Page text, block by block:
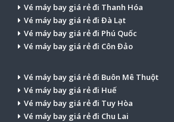
Vé máy bay giá rẻ đi Thanh Hóa
Vé máy bay giá rẻ đi Đà Lạt
Vé máy bay giá rẻ đi Phú Quốc
Vé máy bay giá rẻ đi Côn Đảo
Vé máy bay giá rẻ đi Buôn Mê Thuột
Vé máy bay giá rẻ đi Huế
Vé máy bay giá rẻ đi Tuy Hòa
Vé máy bay giá rẻ đi Chu Lai